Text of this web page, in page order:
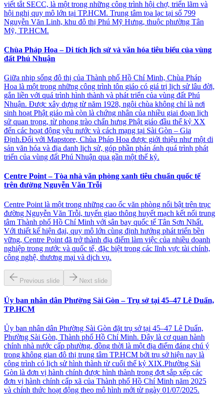
viết tắt SECC, là một trong những công trình hội chợ, triển lãm và
hội nghị quy mô lớn tại TP.HCM. Trung tâm tọa lạc tại số 799
Nguyễn Văn Linh, khu đô thị Phú Mỹ Hưng, thuộc phường Tân
Mỹ, TP.HCM.
Chùa Pháp Hoa – Di tích lịch sử và văn hóa tiêu biểu của vùng
đất Phú Nhuận
Giữa nhịp sống đô thị của Thành phố Hồ Chí Minh, Chùa Pháp
Hoa là một trong những công trình tôn giáo có giá trị lịch sử lâu đời,
gắn liền với quá trình hình thành và phát triển của vùng đất Phú
Nhuận. Được xây dựng từ năm 1928, ngôi chùa không chỉ là nơi
sinh hoạt Phật giáo mà còn là chứng nhân của nhiều giai đoạn lịch
sử quan trọng, từ phong trào chấn hưng Phật giáo đầu thế kỷ XX
đến các hoạt động yêu nước và cách mạng tại Sài Gòn – Gia
Định.Đối với Mapstore, Chùa Pháp Hoa được giới thiệu như một di
sản văn hóa và địa danh lịch sử, góp phần phản ánh quá trình phát
triển của vùng đất Phú Nhuận qua gần một thế kỷ.
Centre Point – Tòa nhà văn phòng xanh tiêu chuẩn quốc tế
trên đường Nguyễn Văn Trỗi
Centre Point là một trong những cao ốc văn phòng nổi bật trên trục
đường Nguyễn Văn Trỗi, tuyến giao thông huyết mạch kết nối trung
tâm Thành phố Hồ Chí Minh với sân bay quốc tế Tân Sơn Nhất.
Với thiết kế hiện đại, quy mô lớn cùng định hướng phát triển bền
vững, Centre Point đã trở thành địa điểm làm việc của nhiều doanh
nghiệp trong nước và quốc tế, đặc biệt trong các lĩnh vực tài chính,
công nghệ, thương mại và dịch vụ.
Previous slide Next slide
Ủy ban nhân dân Phường Sài Gòn – Trụ sở tại 45–47 Lê Duẩn,
TP.HCM
Ủy ban nhân dân Phường Sài Gòn đặt trụ sở tại 45–47 Lê Duẩn,
Phường Sài Gòn, Thành phố Hồ Chí Minh. Đây là cơ quan hành
chính nhà nước cấp phường, đồng thời là một địa điểm đáng chú ý
trong không gian đô thị trung tâm TP.HCM bởi trụ sở hiện nay là
công trình có lịch sử hình thành từ cuối thế kỷ XIX.Phường Sài
Gòn là đơn vị hành chính được hình thành trong đợt sắp xếp các
đơn vị hành chính cấp xã của Thành phố Hồ Chí Minh năm 2025
và chính thức hoạt động theo mô hình mới từ ngày 01/07/2025.